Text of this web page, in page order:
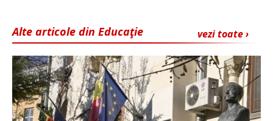
vezi toate ›
Alte articole din Educaţie